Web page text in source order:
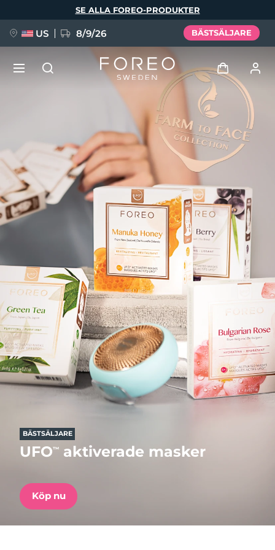
BÄSTSÄLJARE
UFO™ aktiverade masker
Köp nu
SE ALLA FOREO-PRODUKTER
US 8/9/26 BÄSTSÄLJARE
Logga in
Användarprofil
Mina enheter
Mina beställningar
Mina adresser
Mina prenumerationer
FAQ™ Pure Beauty-Tech Elixir
BREAKING NEWS
issa™ Teeth Whitening Set
FAQ™ Dual LED Panel
POPULÄR
Specialerbjudanden
Rödljusterapi
English Deutsch
Español
Français
Italiano
Português
Polski
Svenska
Русский
简体中文 繁體中文
Leveransland
USA
Förväntad leverans
Storbritannien
Förväntad leverans
08/08/2026
Spanien
Förväntad leverans
08/08/2026
Australien
Frankrike
Förväntad leverans
Tyskland
Kanada Förväntad leverans12/08/2026